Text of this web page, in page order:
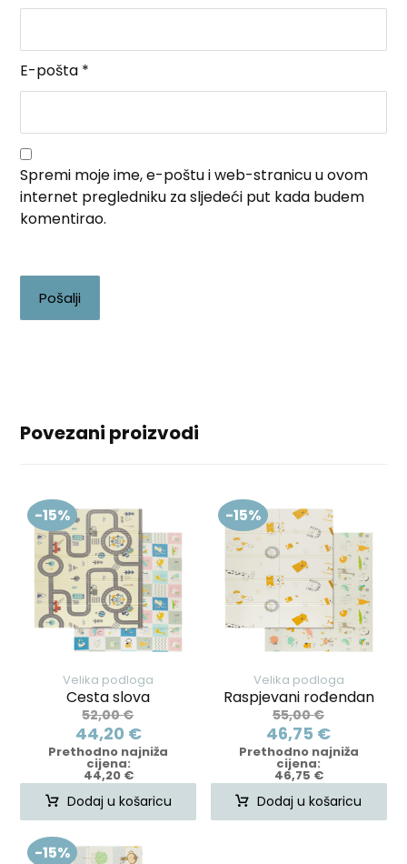
E-pošta *
Spremi moje ime, e-poštu i web-stranicu u ovom
internet pregledniku za sljedeći put kada budem
komentirao.
Pošalji
Povezani proizvodi
-15%
Velika podloga
Cesta slova
52,00€
44,20 €
Prethodno najniža
cijena:
44,20 €
Dodaj u košaricu
-15%
Velika podloga
Raspjevani rođendan
55,00€
46,75 €
Prethodno najniža
cijena:
46,75 €
Dodaj u košaricu
-15%